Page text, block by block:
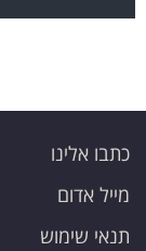
כתבו אלינו
מייל אדום
תנאי שימוש